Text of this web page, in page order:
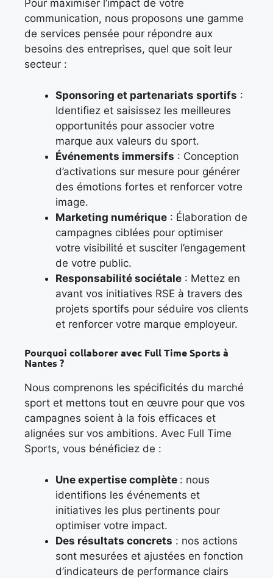
Pour maximiser l’impact de votre
communication, nous proposons une gamme
de services pensée pour répondre aux
besoins des entreprises, quel que soit leur
secteur :
Sponsoring et partenariats sportifs :
Identifiez et saisissez les meilleures
opportunités pour associer votre
marque aux valeurs du sport.
Événements immersifs : Conception
d’activations sur mesure pour générer
des émotions fortes et renforcer votre
image.
Marketing numérique : Élaboration de
campagnes ciblées pour optimiser
votre visibilité et susciter l’engagement
de votre public.
Responsabilité sociétale : Mettez en
avant vos initiatives RSE à travers des
projets sportifs pour séduire vos clients
et renforcer votre marque employeur.
Pourquoi collaborer avec Full Time Sports à
Nantes ?
Nous comprenons les spécificités du marché
sport et mettons tout en œuvre pour que vos
campagnes soient à la fois efficaces et
alignées sur vos ambitions. Avec Full Time
Sports, vous bénéficiez de :
Une expertise complète : nous
identifions les événements et
initiatives les plus pertinents pour
optimiser votre impact.
Des résultats concrets : nos actions
sont mesurées et ajustées en fonction
d’indicateurs de performance clairs